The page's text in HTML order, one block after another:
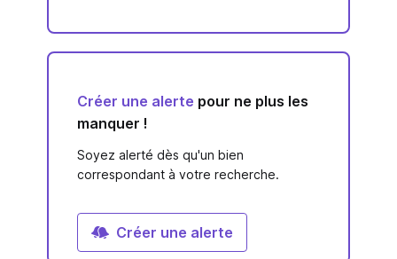
Créer une alerte pour ne plus les
manquer !
Soyez alerté dès qu'un bien
correspondant à votre recherche.
Créer une alerte